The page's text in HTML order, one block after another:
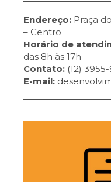
Endereço: Praça
– Centro
Horário de
das 8h às 17h
Contato: (12)
E-mail: